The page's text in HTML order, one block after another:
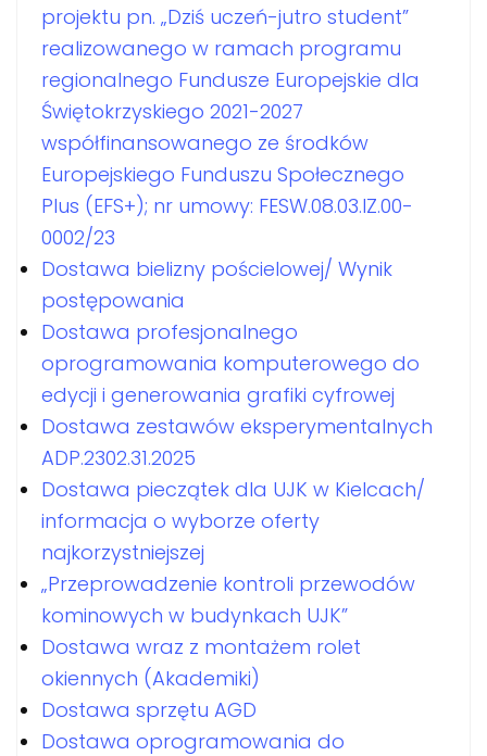
projektu pn. „Dziś uczeń-jutro student”
realizowanego w ramach programu
regionalnego Fundusze Europejskie dla
Świętokrzyskiego 2021-2027
współfinansowanego ze środków
Europejskiego Funduszu Społecznego
Plus (EFS+); nr umowy: FESW.08.03.IZ.00-
0002/23
Dostawa bielizny pościelowej/ Wynik
postępowania
Dostawa profesjonalnego
oprogramowania komputerowego do
edycji i generowania grafiki cyfrowej
Dostawa zestawów eksperymentalnych
ADP.2302.31.2025
Dostawa pieczątek dla UJK w Kielcach/
informacja o wyborze oferty
najkorzystniejszej
„Przeprowadzenie kontroli przewodów
kominowych w budynkach UJK”
Dostawa wraz z montażem rolet
okiennych (Akademiki)
Dostawa sprzętu AGD
Dostawa oprogramowania do